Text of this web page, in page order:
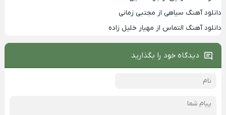
دانلود آهنگ سیاهی از مجتبی زمانی
دانلود آهنگ التماس از مهیار خلیل زاده
دیدگاه خود را بگذارید